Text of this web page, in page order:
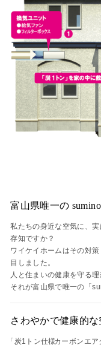
富山県唯一の
私たちの身近な空気に、
存知ですか？
ワイケイホームはその対
目しました。
人と住まいの健康を守る理
それが富山県で唯一の「
さわやかで健康的
「炭1トン仕様カーボンエア